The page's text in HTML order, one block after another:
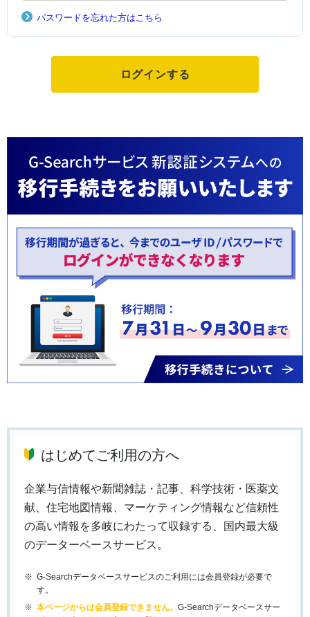
パスワードを忘れた方はこちら
はじめてご利用の方へ
企業与信情報や新聞雑誌・記事、科学技術・医薬文
献、住宅地図情報、マーケティング情報など信頼性
の高い情報を多岐にわたって収録する、国内最大級
のデーターベースサービス。
G-Searchデータベースサービスのご利用には会員登録が必要で
す。
本ページからは会員登録できません。 G-Searchデータベースサー